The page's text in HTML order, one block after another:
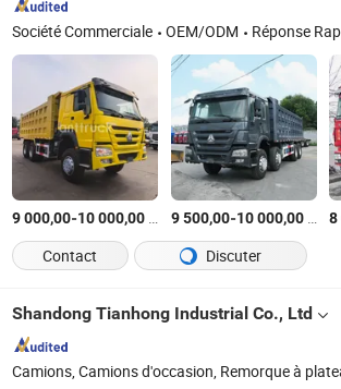
Société Commerciale OEM/ODM Réponse
9 000,00-10 000,00 /Pièce
9 500,00-10 000,00$US 8
Contact
Discuter
Shandong Tianhong Industrial Co., Ltd